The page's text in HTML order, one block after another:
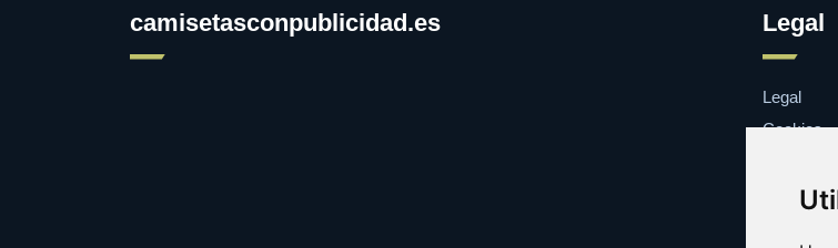
camisetasconpublicidad.es Legal
Legal
Cookies